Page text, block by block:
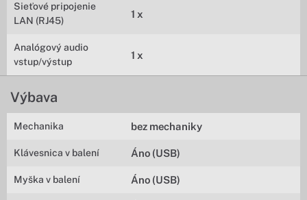
Sieťové pripojenie
LAN (RJ45)
1 x
Analógový audio
vstup/výstup
1 x
Výbava
Mechanika bez mechaniky
Klávesnica v balení Áno (USB)
Myška v balení Áno (USB)